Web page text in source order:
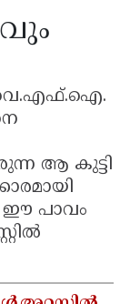
ആ കുട്ടി
ഈ പാവം